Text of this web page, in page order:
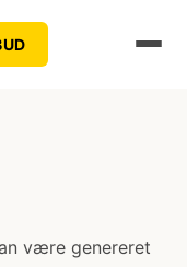
være genereret